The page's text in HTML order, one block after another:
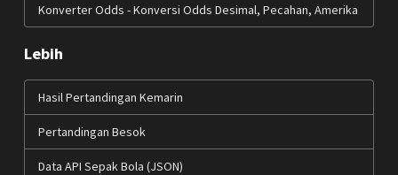
Konverter Odds - Konversi Odds Desimal, Pecahan, Amerika
Lebih
Hasil Pertandingan Kemarin
Pertandingan Besok
Data API Sepak Bola (JSON)